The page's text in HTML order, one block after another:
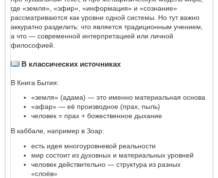
где «земля», «эфир», «информация» и «сознание»
рассматриваются как уровни одной системы. Но тут важно
аккуратно разделить: что является традиционным учением,
а что — современной интерпретацией или личной
философией.
В классических источниках
В Книга Бытия:
«земля» (адама) — это именно материальная основа
«афар» — её производное (прах, пыль)
человек = прах + божественное дыхание
В каббале, например в Зоар:
есть идея многоуровневой реальности
мир состоит из духовных и материальных уровней
человек действительно — структура из разных
«слоёв»